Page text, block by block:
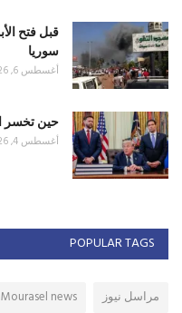
قبل فتح
سوريا
أغسطس 6, 2026
حين تخسر
أغسطس 4, 2026
POPULAR TAGS
مراسل نيوز Mourasel news